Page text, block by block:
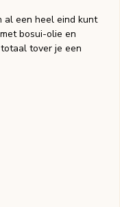
al een heel eind kunt
bosui-olie en
tover je een